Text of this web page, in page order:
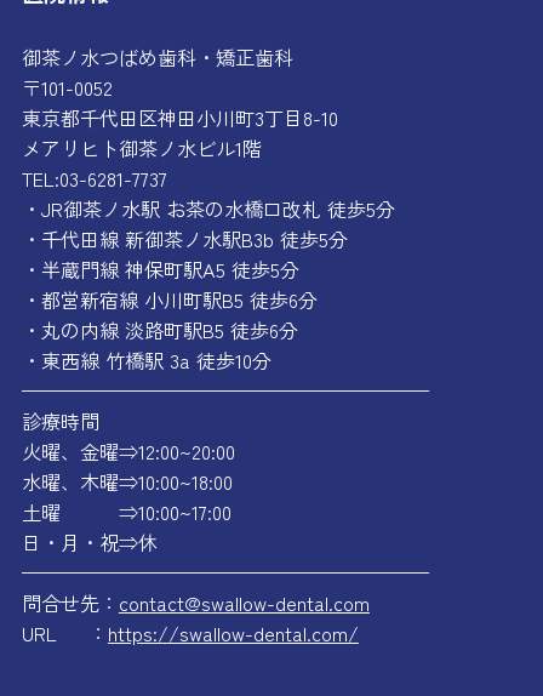
御茶ノ水つばめ歯科・矯正歯科
〒101-0052
東京都千代田区神田小川町3丁目8-10
メアリヒト御茶ノ水ビル1階
TEL:03-6281-7737
・JR御茶ノ水駅 お茶の水橋口改札 徒歩5分
・千代田線 新御茶ノ水駅B3b 徒歩5分
・半蔵門線 神保町駅A5 徒歩5分
・都営新宿線 小川町駅B5 徒歩6分
・丸の内線 淡路町駅B5 徒歩6分
・東西線 竹橋駅 3a 徒歩10分
—————————————————————
診療時間
火曜、金曜⇒12:00~20:00
水曜、木曜⇒10:00~18:00
土曜 ⇒10:00~17:00
日・月・祝⇒休
—————————————————————
問合せ先： contact@swallow-dental.com
URL ： https://swallow-dental.com/